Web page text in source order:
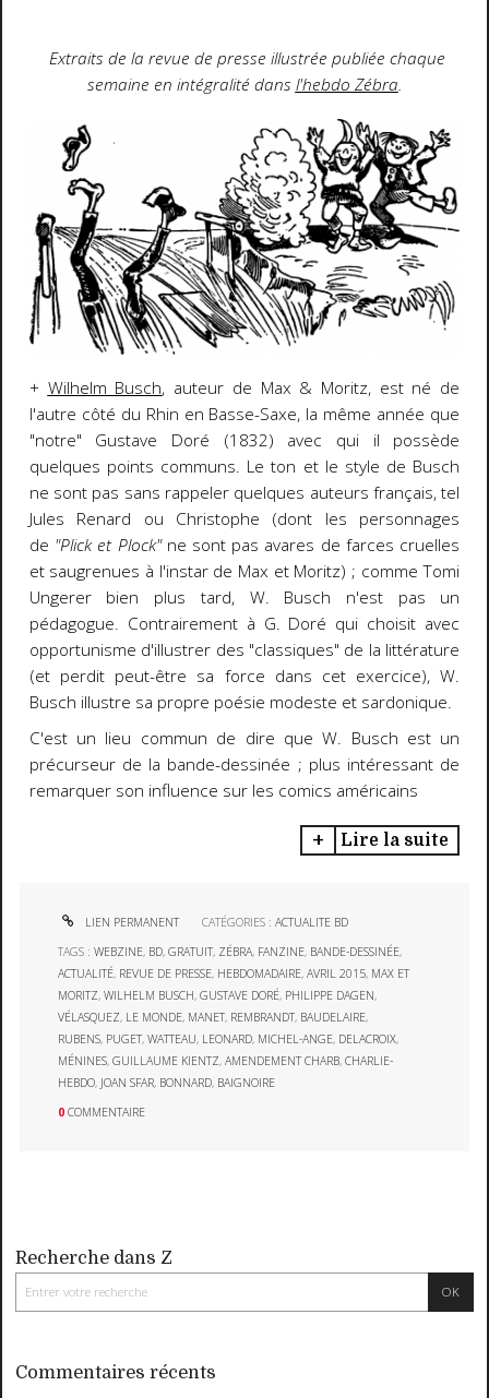
Extraits de la revue de presse illustrée publiée chaque
semaine en intégralité dans l'hebdo Zébra.
+ Wilhelm Busch, auteur de Max & Moritz, est né de
l'autre côté du Rhin en Basse-Saxe, la même année que
"notre" Gustave Doré (1832) avec qui il possède
quelques points communs. Le ton et le style de Busch
ne sont pas sans rappeler quelques auteurs français, tel
Jules Renard ou Christophe (dont les personnages
de "Plick et Plock"ne sont pas avares de farces cruelles
et saugrenues à l'instar de Max et Moritz) ; comme Tomi
Ungerer bien plus tard, W. Busch n'est pas un
pédagogue. Contrairement à G. Doré qui choisit avec
opportunisme d'illustrer des "classiques" de la littérature
(et perdit peut-être sa force dans cet exercice), W.
Busch illustre sa propre poésie modeste et sardonique.
C'est un lieu commun de dire que W. Busch est un
précurseur de la bande-dessinée ; plus intéressant de
remarquer son influence sur les comics américains
Lire la suite
LIEN PERMANENT CATÉGORIES :ACTUALITE BD
TAGS :WEBZINE, BD,GRATUIT, ZÉBRA, FANZINE, BANDE-DESSINÉE,
ACTUALITÉ, REVUE DE PRESSE, HEBDOMADAIRE,AVRIL 2015, MAX ET
MORITZ,WILHELM BUSCH,GUSTAVE DORÉ, PHILIPPE DAGEN,
VÉLASQUEZ, LE MONDE, MANET, REMBRANDT, BAUDELAIRE,
RUBENS, PUGET,WATTEAU, LEONARD, MICHEL-ANGE, DELACROIX,
MÉNINES,GUILLAUME KIENTZ,AMENDEMENT CHARB,CHARLIE-
HEBDO, JOAN SFAR, BONNARD, BAIGNOIRE
0 COMMENTAIRE
Recherche dans Z
Commentaires récents